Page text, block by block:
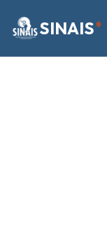
SINAIS ®